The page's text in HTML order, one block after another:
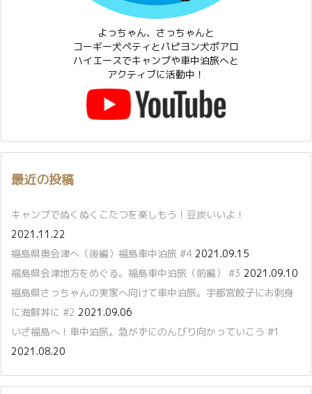
よっちゃん、さっちゃんと
コーギー犬ペティとパピヨン犬ポアロ
ハイエースでキャンプや車中泊旅へと
アクティブに活動中！
最近の投稿
キャンプでぬくぬくこたつを楽しもう！豆炭いいよ！
2021.11.22
福島県奥会津へ（後編）福島車中泊旅 #4 2021.09.15
福島県会津地方をめぐる。福島車中泊旅（前編） #3 2021.09.10
福島県さっちゃんの実家へ向けて車中泊旅。宇都宮餃子にお刺身
に海鮮丼に #2 2021.09.06
いざ福島へ！車中泊旅。急がずにのんびり向かっていこう #1
2021.08.20